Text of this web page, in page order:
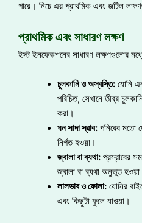
পারে। নিচে এর প্রাথমিক এবং জটিল
প্রাথমিক এবং সাধারণ লক্ষণ
ইস্ট ইনফেকশনের সাধারণ লক্ষণগুলোর
চুলকানি ও অস্বস্তি:যোনি
পরিচিত, সেখানে তীব্র
করা।
ঘন সাদা স্রাব:পনিরের মতো
নির্গত হওয়া।
জ্বালা বা ব্যথা:প্রস্রাবের
জ্বালা বা ব্যথা অনুভূত
লালভাব ও ফোলা:যোনির
এবং কিছুটা ফুলে যাওয়া।